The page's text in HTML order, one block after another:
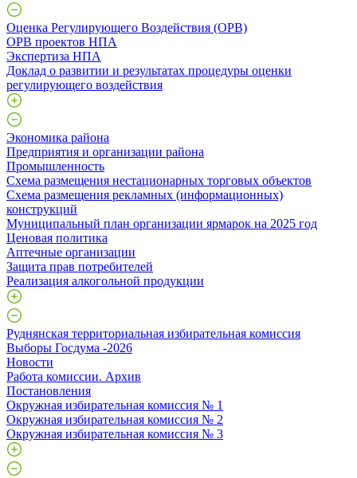
Оценка Регулирующего Воздействия (ОРВ)
ОРВ проектов НПА
Экспертиза НПА
Доклад о развитии и результатах процедуры оценки
регулирующего воздействия
Экономика района
Предприятия и организации района
Промышленность
Схема размещения нестационарных торговых объектов
Схема размещения рекламных (информационных)
конструкций
Муниципальный план организации ярмарок на 2025 год
Ценовая политика
Аптечные организации
Защита прав потребителей
Реализация алкогольной продукции
Руднянская территориальная избирательная комиссия
Выборы Госдума -2026
Новости
Работа комиссии. Архив
Постановления
Окружная избирательная комиссия № 1
Окружная избирательная комиссия № 2
Окружная избирательная комиссия № 3